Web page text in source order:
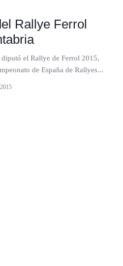
Rallye Ferrol
diputó el Rallye de Ferrol 2015,
de España de Rallyes...